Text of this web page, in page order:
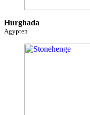
Hurghada
Ägypten